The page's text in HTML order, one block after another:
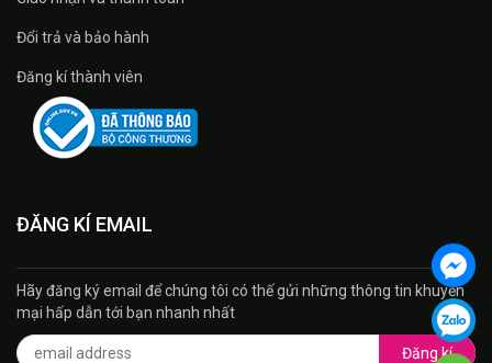
Đổi trả và bảo hành
Đăng kí thành viên
ĐĂNG KÍ EMAIL
Hãy đăng ký email để chúng tôi có thế gửi những thông tin khuyến
mại hấp dẫn tới bạn nhanh nhất
Đăng kí